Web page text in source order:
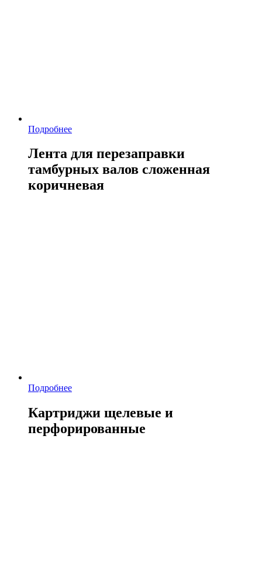
Подробнее
Лента для перезаправки
тамбурных валов сложенная
коричневая
Подробнее
Картриджи щелевые и
перфорированные